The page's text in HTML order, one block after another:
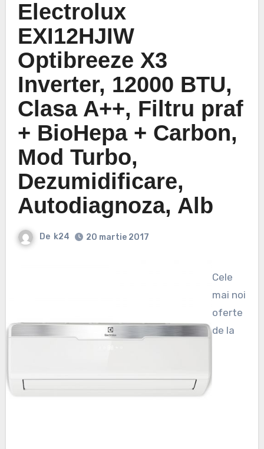
Electrolux
EXI12HJIW
Optibreeze X3
Inverter, 12000 BTU,
Clasa A++, Filtru praf
+ BioHepa + Carbon,
Mod Turbo,
Dezumidificare,
Autodiagnoza, Alb
De k24 20 martie 2017
Cele
mai noi
oferte
de la